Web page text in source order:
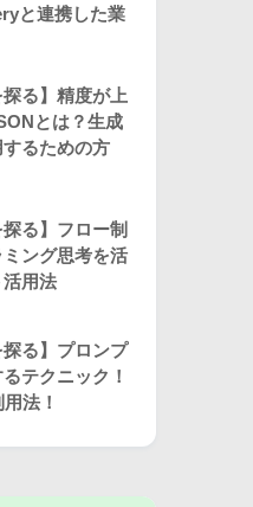
と連携した業
探る】精度が上
とは？生成
るための方
探る】フロー制
ング思考を活
用法
探る】プロンプ
テクニック！
法！